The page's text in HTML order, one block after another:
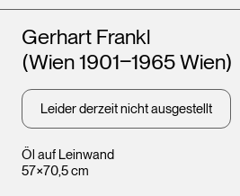
Öl auf Leinwand
57×70,5 cm
Künstler*innen
Gerhart Frankl
(Wien 1901‒1965 Wien)
Leider derzeit nicht ausgestellt